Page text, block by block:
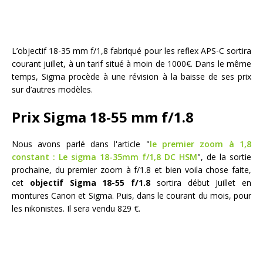
L’objectif 18-35 mm f/1,8 fabriqué pour les reflex APS-C sortira
courant juillet, à un tarif situé à moin de 1000€. Dans le même
temps, Sigma procède à une révision à la baisse de ses prix
sur d’autres modèles.
Prix Sigma 18-55 mm f/1.8
Nous avons parlé dans l'article "le premier zoom à 1,8
constant : Le sigma 18-35mm f/1,8 DC HSM", de la sortie
prochaine, du premier zoom à f/1.8 et bien voila chose faite,
cet objectif Sigma 18-55 f/1.8 sortira début Juillet en
montures Canon et Sigma. Puis, dans le courant du mois, pour
les nikonistes. Il sera vendu 829 €.